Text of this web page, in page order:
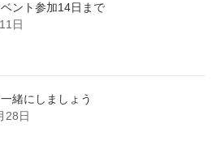
ント参加14日まで
日
緒にしましょう
28日